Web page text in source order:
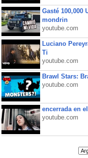
Gasté 100,000
mondrin
youtube.com
Luciano
Ti
youtube.com
Brawl Stars:
youtube.com
encerrada en
youtube.com